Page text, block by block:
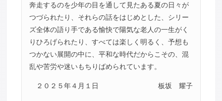
奔走するのを少年の目を通して見たある夏の日々が
つづられたり、それらの話をはじめとした、シリー
ズ全体の語り手である愉快で陽気な老人の一生がく
りひろげられたり、すべては楽しく明るく、予想も
つかない展開の中に、平和な時代だからこその、混
乱や苦労や迷いもちりばめられています。
２０２５年４月１日 板坂 耀子